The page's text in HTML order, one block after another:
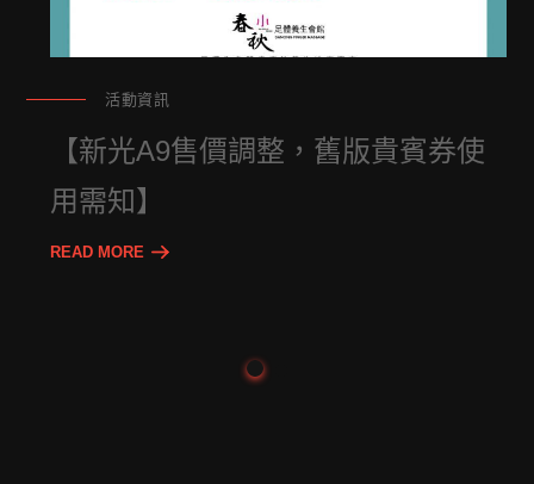
活動資訊
【新光A9售價調整，舊版貴賓券使
用需知】
READ MORE